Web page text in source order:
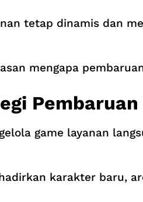
tetap dinamis dan
mengapa
game layanan
karakter baru,